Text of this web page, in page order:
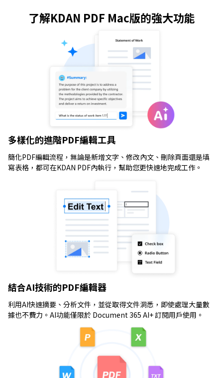
了解KDAN PDF Mac版的強大功能
多樣化的進階PDF編輯工具
簡化PDF編輯流程，無論是新增文字、修改內文、刪除頁面還是填
寫表格，都可在KDAN PDF內執行，幫助您更快速地完成工作。
結合AI技術的PDF編輯器
利用AI快速摘要、分析文件，並從取得文件洞悉，即使處理大量數
據也不費力。AI功能僅限於 Document 365 AI+ 訂閱用戶使用。